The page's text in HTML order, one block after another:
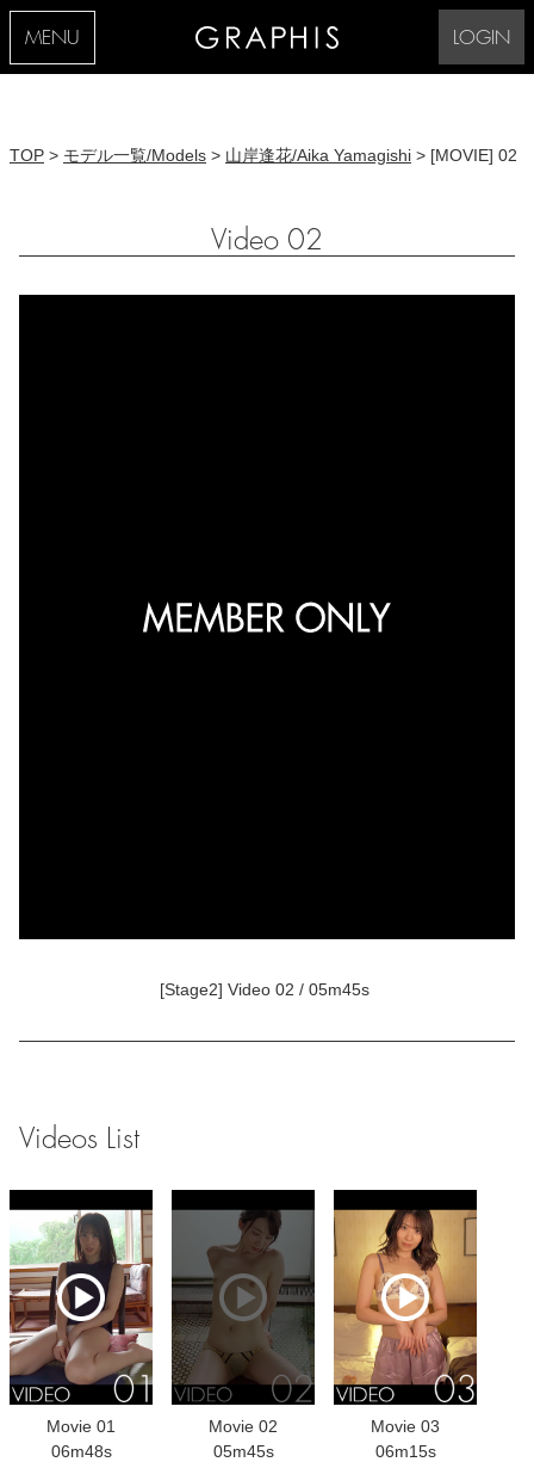
MENU LOGIN
TOP > モデル一覧/Models > 山岸逢花/Aika Yamagishi > [MOVIE] 02
Video 02
[Stage2] Video 02 / 05m45s
Videos List
Movie 01
06m48s
Movie 02
05m45s
Movie 03
06m15s